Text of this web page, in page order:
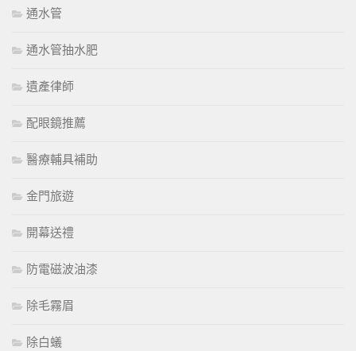
通水管
通水管抽水肥
遺產律師
配眼鏡推薦
醫療輔具補助
金門旅遊
開幕送禮
防電磁波油漆
除毛霧眉
除白蟻